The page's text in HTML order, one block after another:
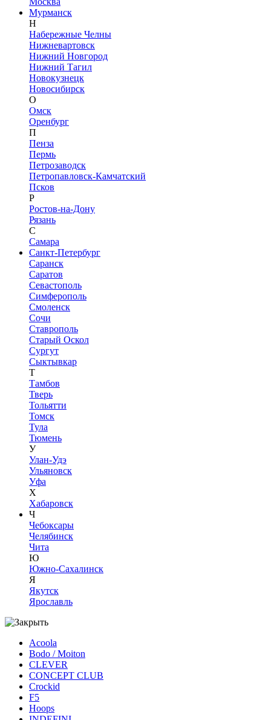
Мурманск
Н
Набережные Челны
Нижневартовск
Нижний Новгород
Нижний Тагил
Новокузнецк
Новосибирск
О
Омск
Оренбург
П
Пенза
Пермь
Петрозаводск
Петропавловск-Камчатский
Псков
Р
Ростов-на-Дону
Рязань
С
Самара
Санкт-Петербург
Саранск
Саратов
Севастополь
Симферополь
Смоленск
Сочи
Ставрополь
Старый Оскол
Сургут
Сыктывкар
Т
Тамбов
Тверь
Тольятти
Томск
Тула
Тюмень
У
Улан-Удэ
Ульяновск
Уфа
Х
Хабаровск
Ч
Чебоксары
Челябинск
Чита
Ю
Южно-Сахалинск
Я
Якутск
Ярославль
Acoola
Bodo / Moiton
CLEVER
CONCEPT CLUB
Crockid
F5
Hoops